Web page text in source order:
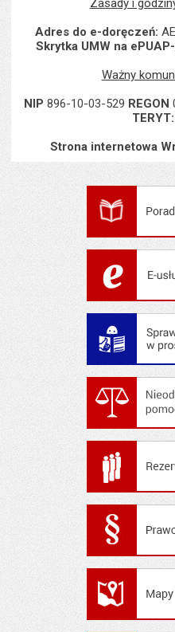
Zasady i
Adres do e-doręczeń:
Skrytka UMW na
Ważny
NIP 896-10-03-529 REGON
TERYT:
Strona internetowa